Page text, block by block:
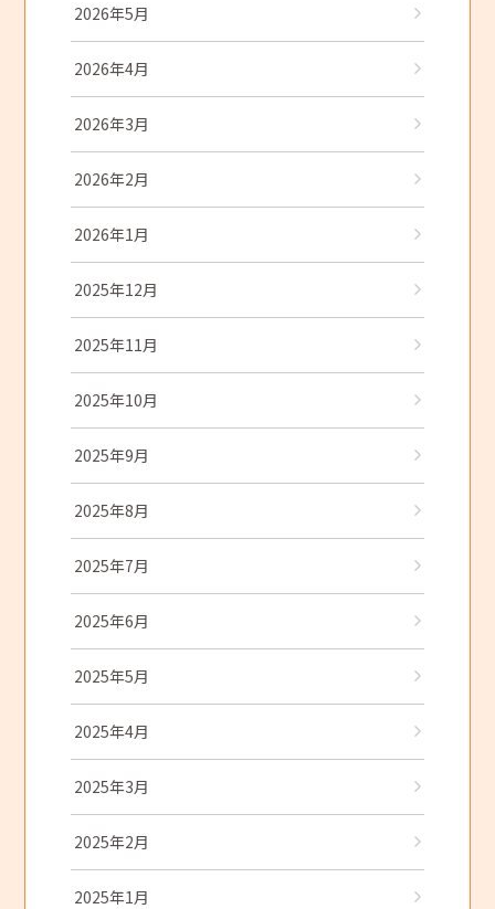
2026年5月
2026年4月
2026年3月
2026年2月
2026年1月
2025年12月
2025年11月
2025年10月
2025年9月
2025年8月
2025年7月
2025年6月
2025年5月
2025年4月
2025年3月
2025年2月
2025年1月